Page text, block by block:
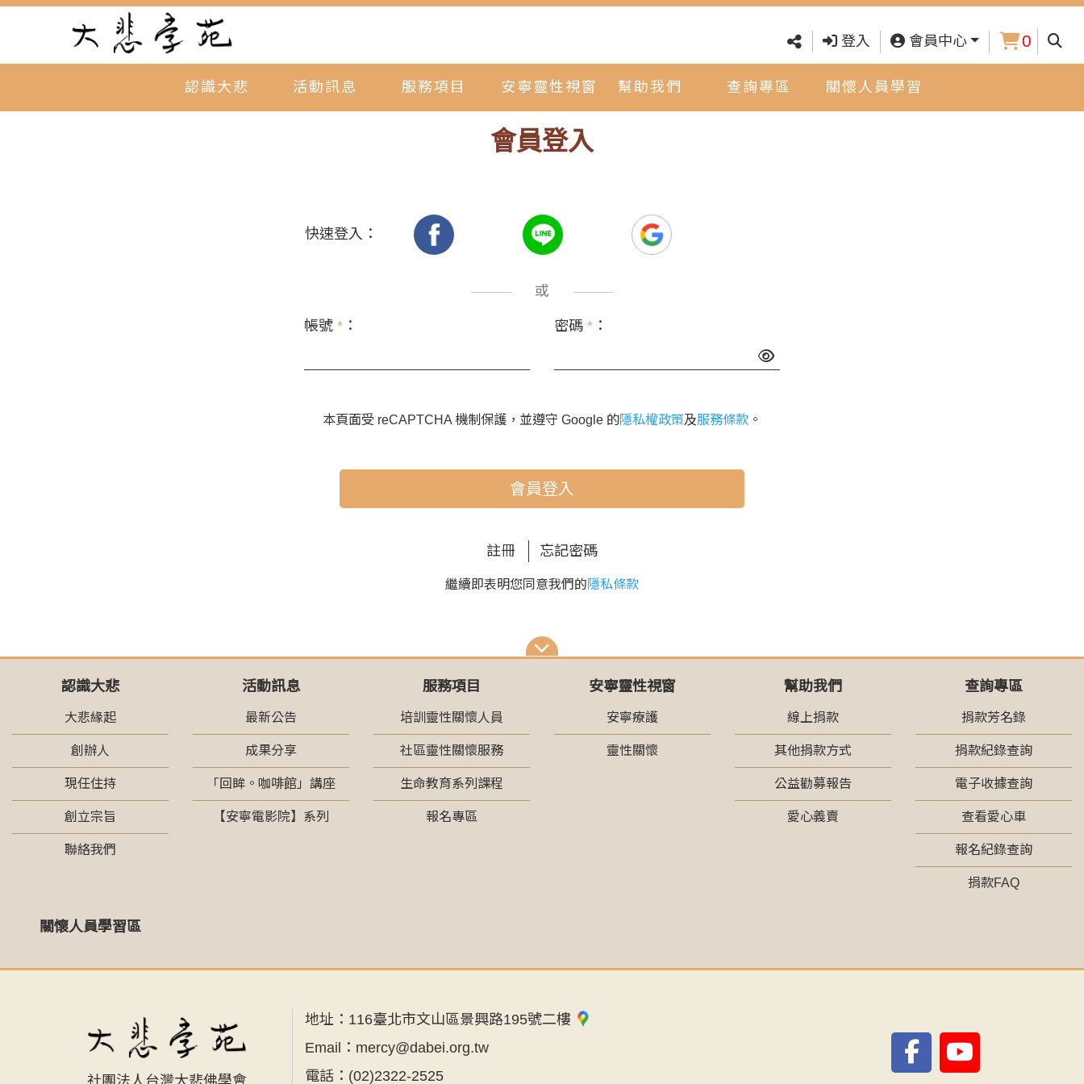
登入 會員中心 0 查詢
認識大悲 活動訊息 服務項目 安寧靈性視窗 幫助我們 查詢專區 關懷人員學習區
會員登入
快速登入：
或
帳號 * ： 密碼 * ：
本頁面受 reCAPTCHA 機制保護，並遵守 Google 的隱私權政策及服務條款 。
會員登入
註冊 忘記密碼
繼續即表明您同意我們的隱私條款
認識大悲
大悲緣起
創辦人
現任住持
創立宗旨
聯絡我們
活動訊息
最新公告
成果分享
「回眸。咖啡館」講座
【安寧電影院】系列
服務項目
培訓靈性關懷人員
社區靈性關懷服務
生命教育系列課程
報名專區
安寧靈性視窗
安寧療護
靈性關懷
幫助我們
線上捐款
其他捐款方式
公益勸募報告
愛心義賣
查詢專區
捐款芳名錄
捐款紀錄查詢
電子收據查詢
查看愛心車
報名紀錄查詢
捐款FAQ
關懷人員學習區
社團法人台灣大悲佛學會
地址： 116臺北市文山區景興路195號二樓
Email： mercy@dabei.org.tw
電話： (02)2322-2525